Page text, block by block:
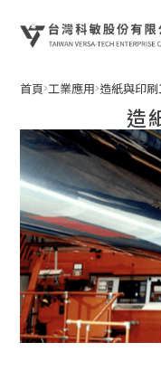
首頁 工業應用 造紙與印
造